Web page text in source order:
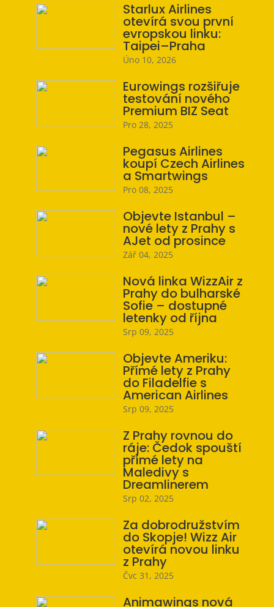
Starlux Airlines
otevírá svou první
evropskou linku:
Taipei–Praha
Úno 10, 2026
Eurowings rozšiřuje
testování nového
Premium BIZ Seat
Pro 28, 2025
Pegasus Airlines
koupí Czech Airlines
a Smartwings
Pro 08, 2025
Objevte Istanbul –
nové lety z Prahy s
AJet od prosince
Zář 04, 2025
Nová linka WizzAir z
Prahy do bulharské
Sofie – dostupné
letenky od října
Srp 09, 2025
Objevte Ameriku:
Přímé lety z Prahy
do Filadelfie s
American Airlines
Srp 09, 2025
Z Prahy rovnou do
ráje: Čedok spouští
přímé lety na
Maledivy s
Dreamlinerem
Srp 02, 2025
Za dobrodružstvím
do Skopje! Wizz Air
otevírá novou linku
z Prahy
Čvc 31, 2025
Animawings nová